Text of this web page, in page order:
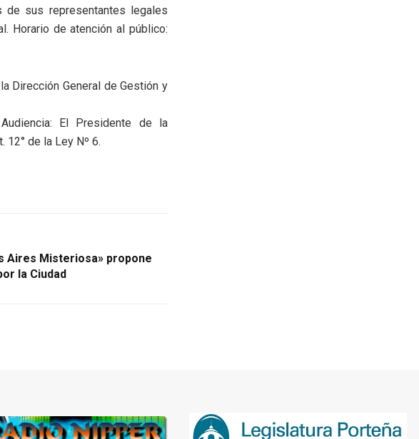
de sus representantes legales
Horario de atención al público:
Dirección General de Gestión y
Audiencia: El Presidente de la
de la Ley Nº 6.
Aires Misteriosa» propone
la Ciudad